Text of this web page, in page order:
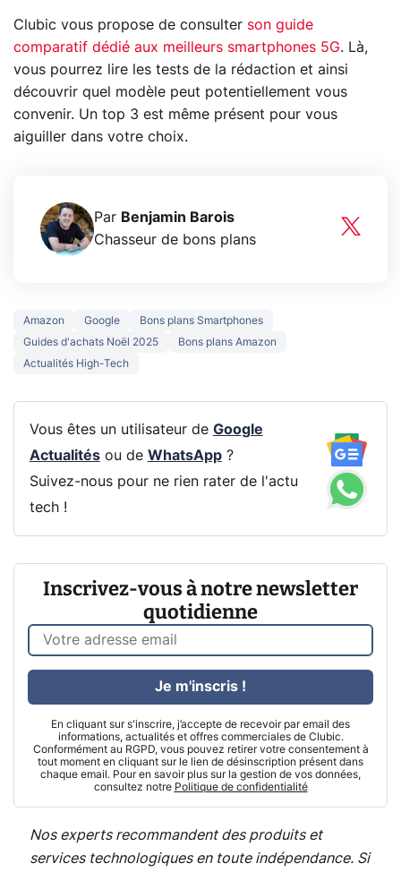
Clubic vous propose de consulter son guide
comparatif dédié aux meilleurs smartphones 5G. Là,
vous pourrez lire les tests de la rédaction et ainsi
découvrir quel modèle peut potentiellement vous
convenir. Un top 3 est même présent pour vous
aiguiller dans votre choix.
Par Benjamin Barois
Chasseur de bons plans
Amazon Google
Bons plans Smartphones
Guides d'achats Noël 2025
Bons plans Amazon
Actualités High-Tech
Vous êtes un utilisateur de Google
Actualitésou de WhatsApp?
Suivez-nous pour ne rien rater de l'actu
tech !
Inscrivez-vous à notre newsletter
quotidienne
En cliquant sur s'inscrire, j’accepte de recevoir par email des
informations, actualités et offres commerciales de Clubic.
Conformément au RGPD, vous pouvez retirer votre consentement à
tout moment en cliquant sur le lien de désinscription présent dans
chaque email. Pour en savoir plus sur la gestion de vos données,
consultez notre Politique de confidentialité
Je m'inscris !
Nos experts recommandent des produits et
services technologiques en toute indépendance. Si